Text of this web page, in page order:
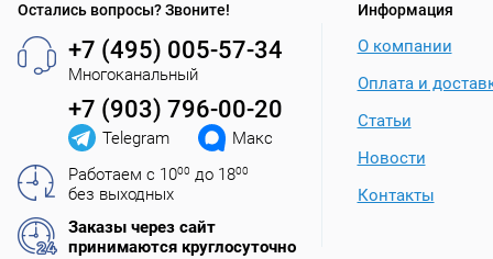
Остались вопросы? Звоните!
+7 (495) 005-57-34
Многоканальный
+7 (903) 796-00-20
Telegram
Макс
Работаем с 1000 до 1800
без выходных
Заказы через сайт
принимаются круглосуточно
Информация
О компании
Оплата и
Статьи
Новости
Контакты